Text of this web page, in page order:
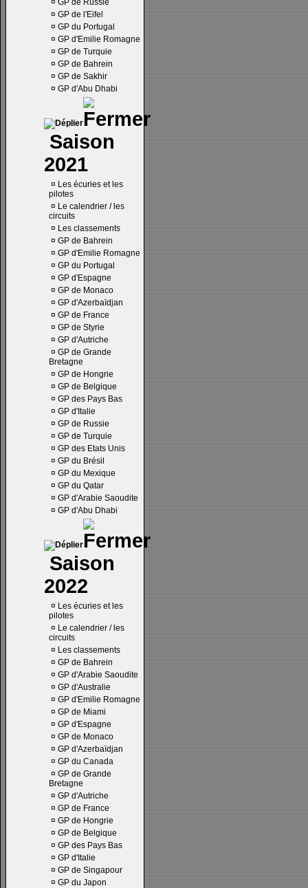
¤ GP de Russie
¤ GP de l'Eifel
¤ GP du Portugal
¤ GP d'Emilie Romagne
¤ GP de Turquie
¤ GP de Bahrein
¤ GP de Sakhir
¤ GP d'Abu Dhabi
Saison
2021
¤ Les écuries et les
pilotes
¤ Le calendrier / les
circuits
¤ Les classements
¤ GP de Bahrein
¤ GP d'Emilie Romagne
¤ GP du Portugal
¤ GP d'Espagne
¤ GP de Monaco
¤ GP d'Azerbaïdjan
¤ GP de France
¤ GP de Styrie
¤ GP d'Autriche
¤ GP de Grande
Bretagne
¤ GP de Hongrie
¤ GP de Belgique
¤ GP des Pays Bas
¤ GP d'Italie
¤ GP de Russie
¤ GP de Turquie
¤ GP des Etats Unis
¤ GP du Brésil
¤ GP du Mexique
¤ GP du Qatar
¤ GP d'Arabie Saoudite
¤ GP d'Abu Dhabi
Saison
2022
¤ Les écuries et les
pilotes
¤ Le calendrier / les
circuits
¤ Les classements
¤ GP de Bahrein
¤ GP d'Arabie Saoudite
¤ GP d'Australie
¤ GP d'Emilie Romagne
¤ GP de Miami
¤ GP d'Espagne
¤ GP de Monaco
¤ GP d'Azerbaïdjan
¤ GP du Canada
¤ GP de Grande
Bretagne
¤ GP d'Autriche
¤ GP de France
¤ GP de Hongrie
¤ GP de Belgique
¤ GP des Pays Bas
¤ GP d'Italie
¤ GP de Singapour
¤ GP du Japon